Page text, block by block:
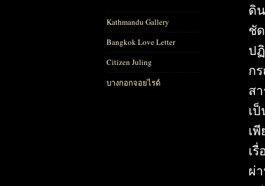
Kathmandu Gallery
Bangkok Love Letter
Citizen Juling
บางกอกจอยไรด์
ดิ
ชั
ป
ก
ส
เ
เ
เ
ผ่